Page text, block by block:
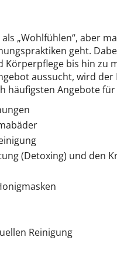
„Wohlfühlen“, aber
geht.
bis hin zu
aussucht, wird
häufigsten Angebote für
(Detoxing) und den
Reinigung